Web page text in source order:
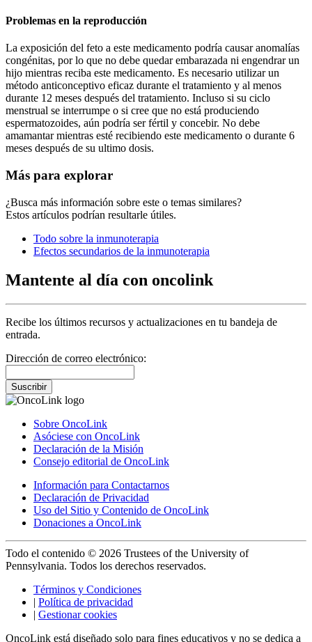
Problemas en la reproducción
La exposición del feto a este medicamento podría causar anomalías
congénitas, por lo que no debe quedar embarazada ni engendrar un
hijo mientras reciba este medicamento. Es necesario utilizar un
método anticonceptivo eficaz durante el tratamiento y al menos
durante 12 meses después del tratamiento. Incluso si su ciclo
menstrual se interrumpe o si cree que no está produciendo
espermatozoides, aún podría ser fértil y concebir. No debe
amamantar mientras esté recibiendo este medicamento o durante 6
meses después de su ultimo dosis.
Más para explorar
¿Busca más información sobre este o temas similares?
Estos artículos podrían resultarle útiles.
Todo sobre la inmunoterapia
Efectos secundarios de la inmunoterapia
Mantente al día con oncolink
Recibe los últimos recursos y actualizaciones en tu bandeja de
entrada.
Dirección de correo electrónico:
Suscribir
Sobre OncoLink
Asóciese con OncoLink
Declaración de la Misión
Consejo editorial de OncoLink
Información para Contactarnos
Declaración de Privacidad
Uso del Sitio y Contenido de OncoLink
Donaciones a OncoLink
Todo el contenido © 2026 Trustees of the University of
Pennsylvania. Todos los derechos reservados.
Términos y Condiciones
| Política de privacidad
| Gestionar cookies
OncoLink está diseñado solo para fines educativos y no se dedica a